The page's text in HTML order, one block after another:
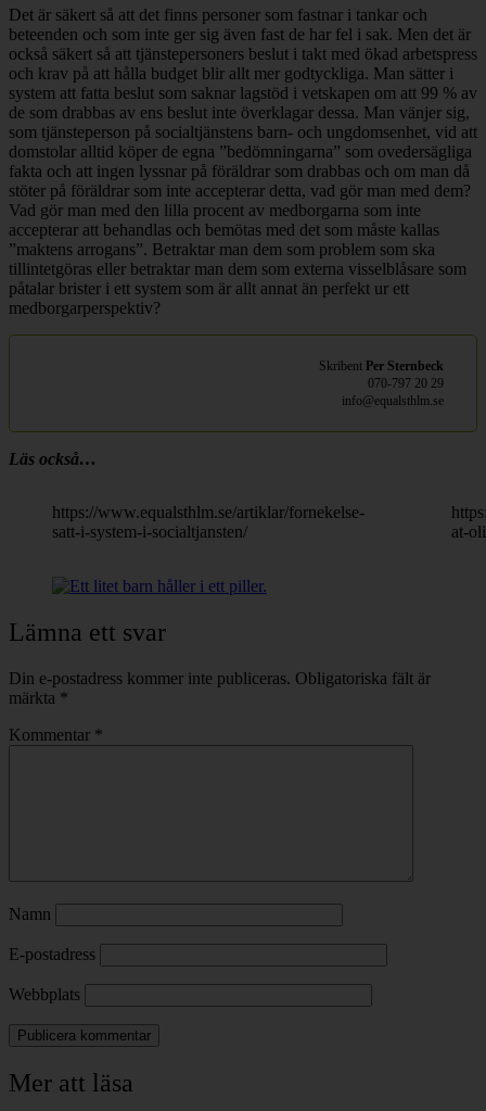
Det är säkert så att det finns personer som fastnar i tankar och
beteenden och som inte ger sig även fast de har fel i sak. Men det är
också säkert så att tjänstepersoners beslut i takt med ökad arbetspress
och krav på att hålla budget blir allt mer godtyckliga. Man sätter i
system att fatta beslut som saknar lagstöd i vetskapen om att 99 % av
de som drabbas av ens beslut inte överklagar dessa. Man vänjer sig,
som tjänsteperson på socialtjänstens barn- och ungdomsenhet, vid att
domstolar alltid köper de egna ”bedömningarna” som ovedersägliga
fakta och att ingen lyssnar på föräldrar som drabbas och om man då
stöter på föräldrar som inte accepterar detta, vad gör man med dem?
Vad gör man med den lilla procent av medborgarna som inte
accepterar att behandlas och bemötas med det som måste kallas
”maktens arrogans”. Betraktar man dem som problem som ska
tillintetgöras eller betraktar man dem som externa visselblåsare som
påtalar brister i ett system som är allt annat än perfekt ur ett
medborgarperspektiv?
Skribent Per Sternbeck
070-797 20 29
info@equalsthlm.se
Läs också…
https://www.equalsthlm.se/artiklar/fornekelse-
satt-i-system-i-socialtjansten/
at-
Lämna ett svar
Din e-postadress kommer inte publiceras. Obligatoriska fält är
märkta *
Kommentar *
Namn
E-postadress
Webbplats
Mer att läsa